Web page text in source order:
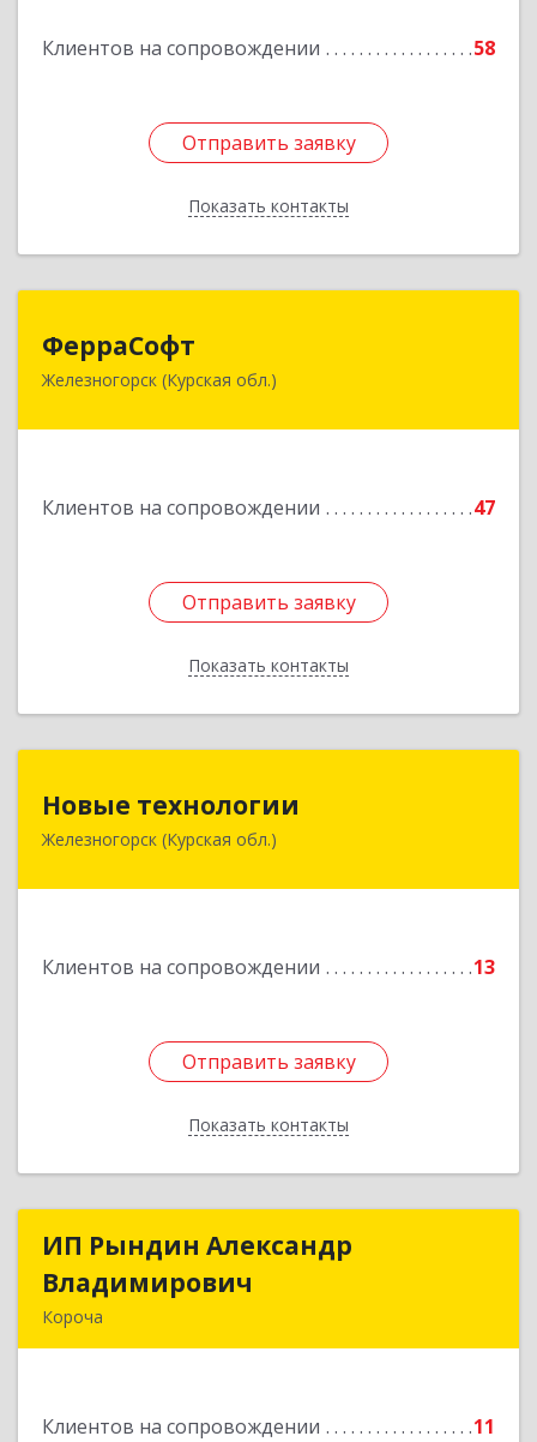
Клиентов на сопровождении 58
Отправить заявку
Показать контакты
Отправить заявку
Назад
ФерраСофт
Железногорск (Курская обл.)
Клиентов на сопровождении 47
Отправить заявку
Показать контакты
307179, Курская обл, Железногорск г, Ленина ул,
Отправить заявку
Назад
Новые технологии
Железногорск (Курская обл.)
Клиентов на сопровождении 13
Отправить заявку
Показать контакты
307170, Курская обл, Железногорский р-н,
Подробнее
Отправить заявку
Назад
ИП Рындин Александр
Владимирович
Короча
Клиентов на сопровождении 11
ИП Рындин Александр
Подробнее